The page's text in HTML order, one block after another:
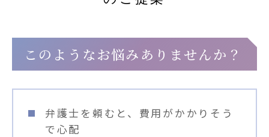
このようなお悩みありませんか？
弁護士を頼むと、費用がかかりそう
で心配